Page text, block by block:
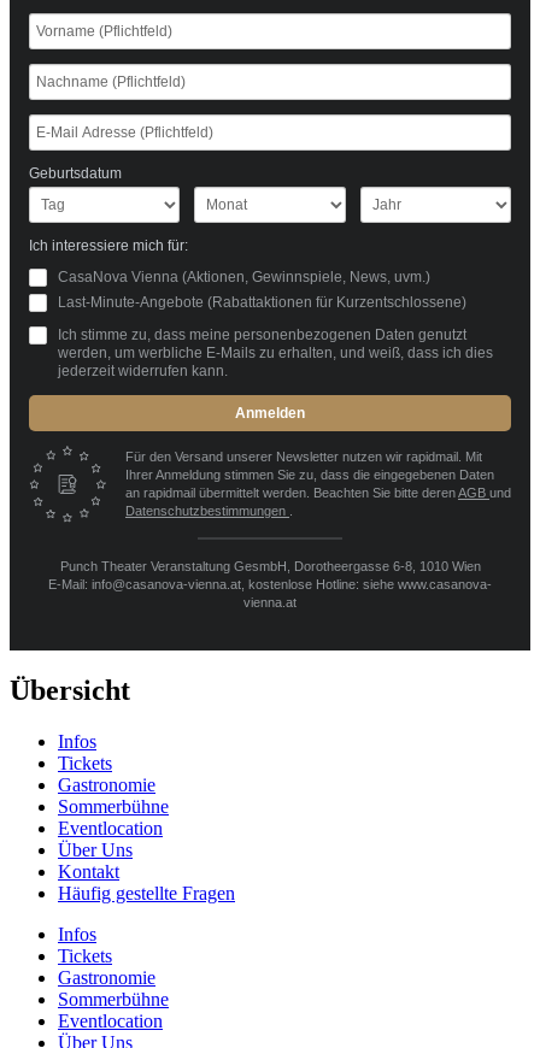
Geburtsdatum
Ich interessiere mich für:
CasaNova Vienna (Aktionen, Gewinnspiele, News, uvm.)
Last-Minute-Angebote (Rabattaktionen für Kurzentschlossene)
Ich stimme zu, dass meine personenbezogenen Daten genutzt
werden, um werbliche E-Mails zu erhalten, und weiß, dass ich dies
jederzeit widerrufen kann.
Anmelden
Für den Versand unserer Newsletter nutzen wir rapidmail. Mit
Ihrer Anmeldung stimmen Sie zu, dass die eingegebenen Daten
an rapidmail übermittelt werden. Beachten Sie bitte derenAGB und
Datenschutzbestimmungen
Punch Theater Veranstaltung GesmbH, Dorotheergasse 6-8, 1010 Wien
E-Mail: info@casanova-vienna.at, kostenlose Hotline: siehe www.casanova-
vienna.at
Übersicht
Infos
Tickets
Gastronomie
Sommerbühne
Eventlocation
Über Uns
Kontakt
Häufig gestellte Fragen
Infos
Tickets
Gastronomie
Sommerbühne
Eventlocation
Über Uns